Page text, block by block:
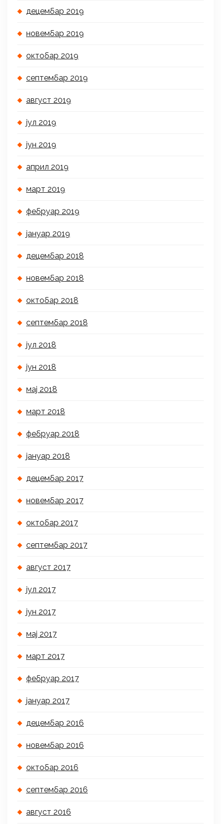
децембар 2019
новембар 2019
октобар 2019
септембар 2019
август 2019
јул 2019
јун 2019
април 2019
март 2019
фебруар 2019
јануар 2019
децембар 2018
новембар 2018
октобар 2018
септембар 2018
јул 2018
јун 2018
мај 2018
март 2018
фебруар 2018
јануар 2018
децембар 2017
новембар 2017
октобар 2017
септембар 2017
август 2017
јул 2017
јун 2017
мај 2017
март 2017
фебруар 2017
јануар 2017
децембар 2016
новембар 2016
октобар 2016
септембар 2016
август 2016